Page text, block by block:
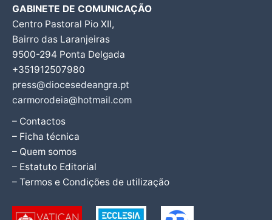
GABINETE DE COMUNICAÇÃO
Centro Pastoral Pio XII,
Bairro das Laranjeiras
9500-294 Ponta Delgada
+351912507980
press@diocesedeangra.pt
carmorodeia@hotmail.com
– Contactos
– Ficha técnica
– Quem somos
– Estatuto Editorial
– Termos e Condições de utilização